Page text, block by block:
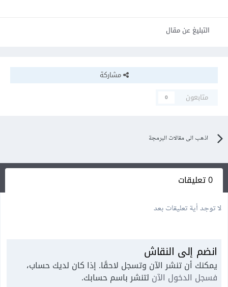
التبليغ عن مقال
مشاركة
متابعون
0
اذهب الى مقالات البرمجة
0 تعليقات
لا توجد أية تعليقات بعد
انضم إلى النقاش
يمكنك أن تنشر الآن وتسجل لاحقًا. إذا كان لديك حساب،
فسجل الدخول الآن لتنشر باسم حسابك.